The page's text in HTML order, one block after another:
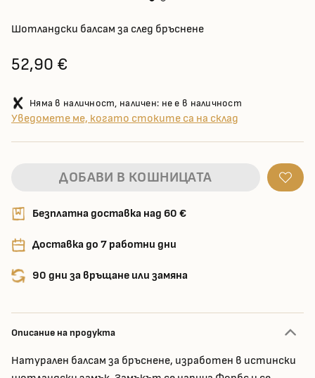
Шотландски балсам за след бръснене
52,90 €
Няма в наличност, наличен: не е в наличност
Уведомете ме, когато стоките са на склад
ДОБАВИ В КОШНИЦАТА
Безплатна доставка над 60 €
Доставка до 7 работни дни
90 дни за връщане или замяна
Описание на продукта
Натурален балсам за бръснене, изработен в истински